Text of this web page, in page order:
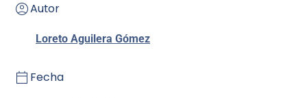
Autor
Loreto Aguilera Gómez
Fecha